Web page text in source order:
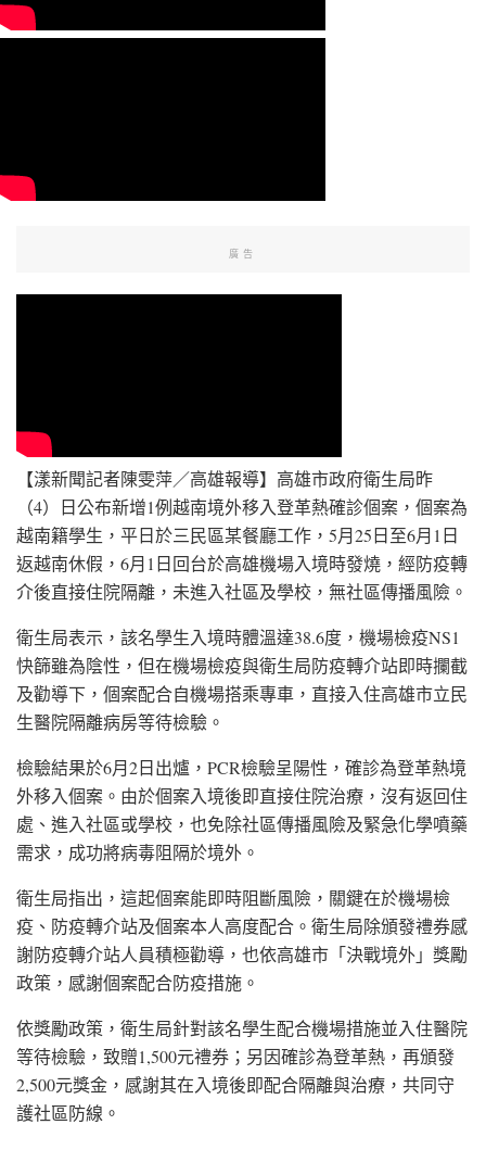
廣告
【漾新聞記者陳雯萍／高雄報導】高雄市政府衛生局昨
（4）日公布新增1例越南境外移入登革熱確診個案，個案為
越南籍學生，平日於三民區某餐廳工作，5月25日至6月1日
返越南休假，6月1日回台於高雄機場入境時發燒，經防疫轉
介後直接住院隔離，未進入社區及學校，無社區傳播風險。
衛生局表示，該名學生入境時體溫達38.6度，機場檢疫NS1
快篩雖為陰性，但在機場檢疫與衛生局防疫轉介站即時攔截
及勸導下，個案配合自機場搭乘專車，直接入住高雄市立民
生醫院隔離病房等待檢驗。
檢驗結果於6月2日出爐，PCR檢驗呈陽性，確診為登革熱境
外移入個案。由於個案入境後即直接住院治療，沒有返回住
處、進入社區或學校，也免除社區傳播風險及緊急化學噴藥
需求，成功將病毒阻隔於境外。
衛生局指出，這起個案能即時阻斷風險，關鍵在於機場檢
疫、防疫轉介站及個案本人高度配合。衛生局除頒發禮券感
謝防疫轉介站人員積極勸導，也依高雄市「決戰境外」獎勵
政策，感謝個案配合防疫措施。
依獎勵政策，衛生局針對該名學生配合機場措施並入住醫院
等待檢驗，致贈1,500元禮券；另因確診為登革熱，再頒發
2,500元獎金，感謝其在入境後即配合隔離與治療，共同守
護社區防線。